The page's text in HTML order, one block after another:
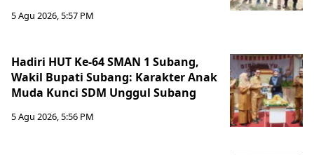
5 Agu 2026, 5:57 PM
Hadiri HUT Ke-64 SMAN 1 Subang,
Wakil Bupati Subang: Karakter Anak
Muda Kunci SDM Unggul Subang
5 Agu 2026, 5:56 PM